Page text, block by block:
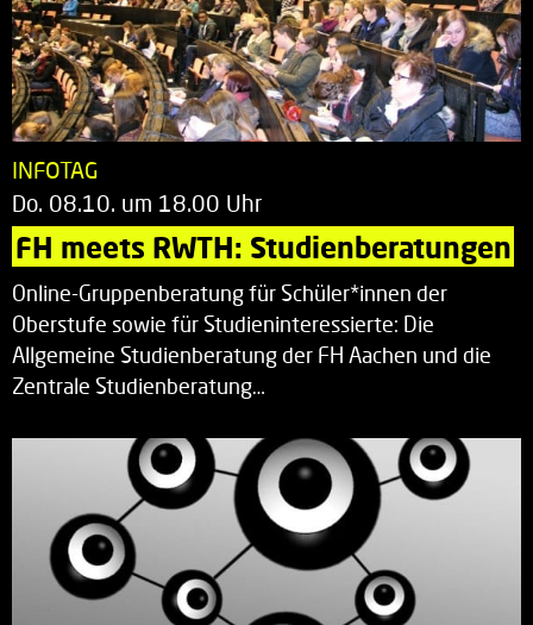
INFOTAG
Do. 08.10. um 18.00 Uhr
FH meets RWTH: Studienberatungen
Online-Gruppenberatung für Schüler*innen der
Oberstufe sowie für Studieninteressierte: Die
Allgemeine Studienberatung der FH Aachen und die
Zentrale Studienberatung…